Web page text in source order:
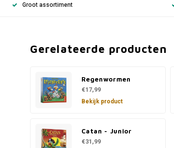
Groot assortiment
Gerelateerde producten
Regenwormen
€17,99
Bekijk product
Catan - Junior
€31,99